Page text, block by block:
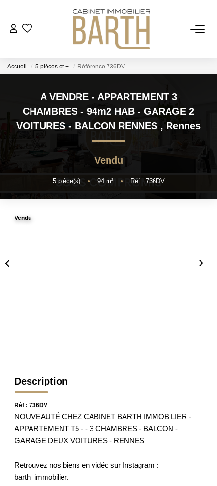
ESTIMER
VENDRE
AGENCE
Accueil 5 pièces et + Référence 736DV
A VENDRE - APPARTEMENT 3
CHAMBRES - 94m2 HAB - GARAGE 2
VOITURES - BALCON RENNES , Rennes
Vendu
5pièce(s) • 94m² • Réf : 736DV
Vendu
Description
Réf : 736DV
NOUVEAUTÉ CHEZ CABINET BARTH IMMOBILIER -
APPARTEMENT T5 - - 3 CHAMBRES - BALCON -
GARAGE DEUX VOITURES - RENNES
Retrouvez nos biens en vidéo sur Instagram :
barth_immobilier.